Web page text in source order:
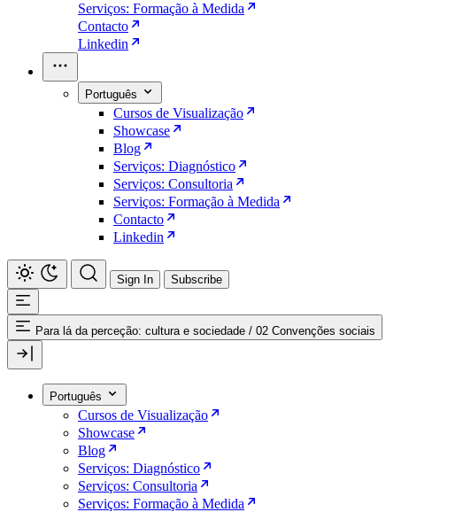
Serviços: Formação à Medida
Contacto
Linkedin
Português
Cursos de Visualização
Showcase
Blog
Serviços: Diagnóstico
Serviços: Consultoria
Serviços: Formação à Medida
Contacto
Linkedin
Sign In Subscribe
Para lá da perceção: cultura e sociedade / 02 Convenções sociais
Português
Cursos de Visualização
Showcase
Blog
Serviços: Diagnóstico
Serviços: Consultoria
Serviços: Formação à Medida